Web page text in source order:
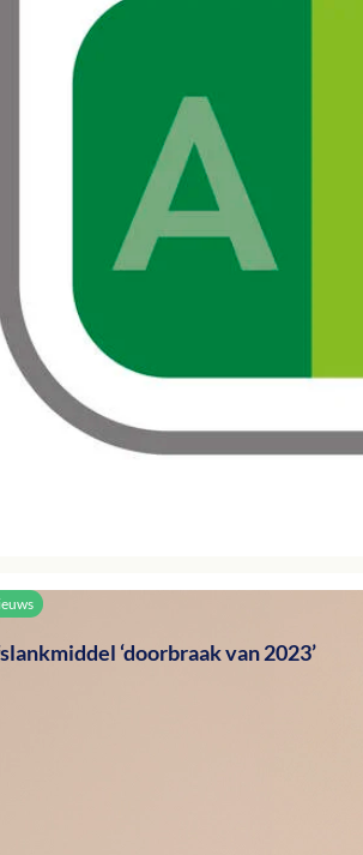
‘doorbraak van 2023’